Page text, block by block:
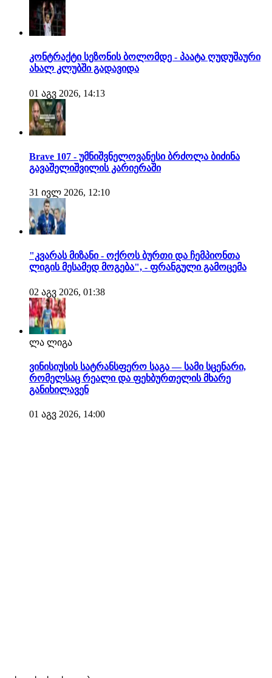
კონტრაქტი სეზონის ბოლომდე - პაატა ღუდუშაური
ახალ კლუბში გადავიდა
01 აგვ 2026, 14:13
Brave 107 - უმნიშვნელოვანესი ბრძოლა ბიძინა
გავაშელიშვილის კარიერაში
31 ივლ 2026, 12:10
"კვარას მიზანი - ოქროს ბურთი და ჩემპიონთა
ლიგის მესამედ მოგება", - ფრანგული გამოცემა
02 აგვ 2026, 01:38
ლა ლიგა
ვინისიუსის სატრანსფერო საგა — სამი სცენარი,
რომელსაც რეალი და ფეხბურთელის მხარე
განიხილავენ
01 აგვ 2026, 14:00